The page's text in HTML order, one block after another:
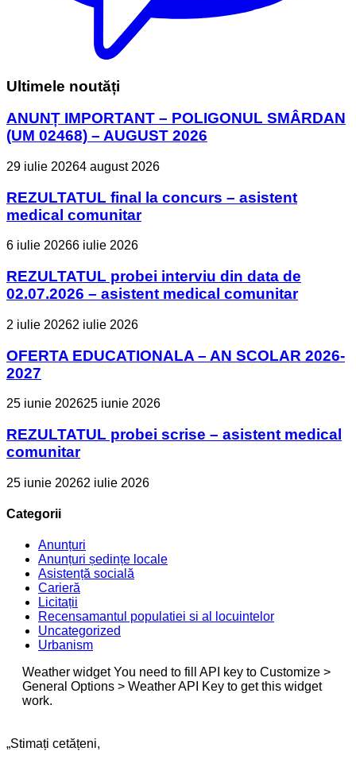
Ultimele noutăți
ANUNȚ IMPORTANT – POLIGONUL SMÂRDAN
(UM 02468) – AUGUST 2026
29 iulie 20264 august 2026
REZULTATUL final la concurs – asistent
medical comunitar
6 iulie 20266 iulie 2026
REZULTATUL probei interviu din data de
02.07.2026 – asistent medical comunitar
2 iulie 20262 iulie 2026
OFERTA EDUCATIONALA – AN SCOLAR 2026-
2027
25 iunie 202625 iunie 2026
REZULTATUL probei scrise – asistent medical
comunitar
25 iunie 20262 iulie 2026
Categorii
Anunțuri
Anunțuri ședințe locale
Asistență socială
Carieră
Licitații
Recensamantul populatiei si al locuintelor
Uncategorized
Urbanism
Weather widgetYou need to fill API key to Customize >
General Options > Weather API Key to get this widget
work.
„Stimați cetățeni,